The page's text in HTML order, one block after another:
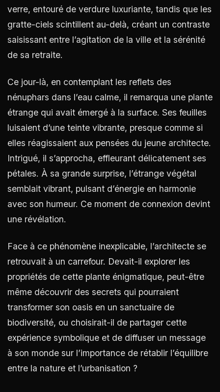
verre, entouré de verdure luxuriante, tandis que les
gratte-ciels scintillent au-delà, créant un contraste
saisissant entre l’agitation de la ville et la sérénité
de sa retraite.
Ce jour-là, en contemplant les reflets des
nénuphars dans l’eau calme, il remarqua une plante
étrange qui avait émergé à la surface. Ses feuilles
luisaient d’une teinte vibrante, presque comme si
elles réagissaient aux pensées du jeune architecte.
Intrigué, il s’approcha, effleurant délicatement ses
pétales. À sa grande surprise, l’étrange végétal
semblait vibrant, pulsant d’énergie en harmonie
avec son humeur. Ce moment de connexion devint
une révélation.
Face à ce phénomène inexplicable, l’architecte se
retrouvait à un carrefour. Devait-il explorer les
propriétés de cette plante énigmatique, peut-être
même découvrir des secrets qui pourraient
transformer son oasis en un sanctuaire de
biodiversité, ou choisirait-il de partager cette
expérience symbolique et de diffuser un message
à son monde sur l’importance de rétablir l’équilibre
entre la nature et l’urbanisation ?